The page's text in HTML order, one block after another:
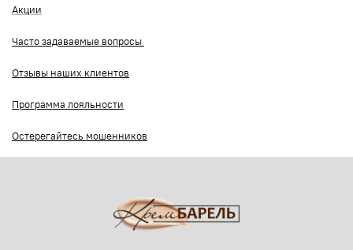
Акции
Часто задаваемые вопросы
Отзывы наших клиентов
Программа лояльности
Остерегайтесь мошенников